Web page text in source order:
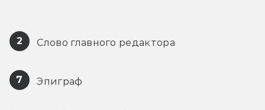
2 Слово главного редактора
7 Эпиграф